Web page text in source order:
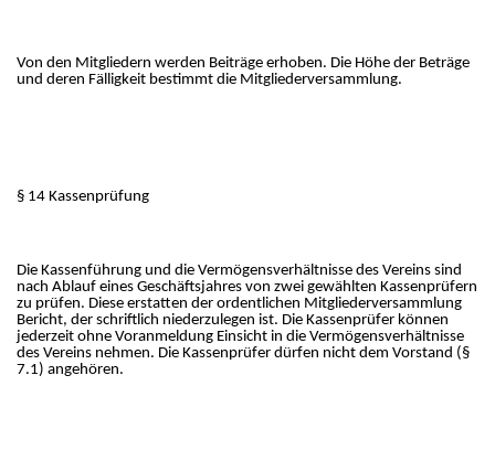
Von den Mitgliedern werden Beiträge erhoben. Die Höhe der Beträge
und deren Fälligkeit bestimmt die Mitgliederversammlung.
§ 14 Kassenprüfung
Die Kassenführung und die Vermögensverhältnisse des Vereins sind
nach Ablauf eines Geschäftsjahres von zwei gewählten Kassenprüfern
zu prüfen. Diese erstatten der ordentlichen Mitgliederversammlung
Bericht, der schriftlich niederzulegen ist. Die Kassenprüfer können
jederzeit ohne Voranmeldung Einsicht in die Vermögensverhältnisse
des Vereins nehmen. Die Kassenprüfer dürfen nicht dem Vorstand (§
7.1) angehören.